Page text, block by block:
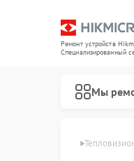
Ремонт устройств
Специализированный
Мы